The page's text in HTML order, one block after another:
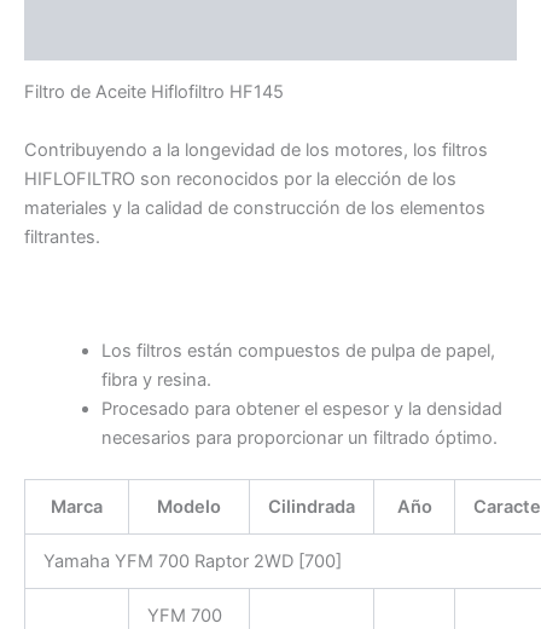
Filtro de Aceite Hiflofiltro HF145
Contribuyendo a la longevidad de los motores, los filtros
HIFLOFILTRO son reconocidos por la elección de los
materiales y la calidad de construcción de los elementos
filtrantes.
Los filtros están compuestos de pulpa de papel,
fibra y resina.
Procesado para obtener el espesor y la densidad
necesarios para proporcionar un filtrado óptimo.
Marca Modelo Cilindrada Año
Yamaha YFM 700 Raptor 2WD [700]
YFM 700